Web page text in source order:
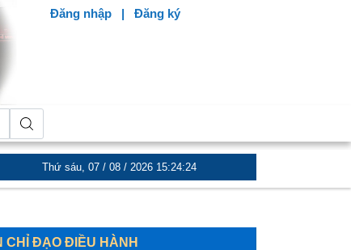
Đăng nhập | Đăng ký
và Xã hội Hướng dẫn thực hiện đào tạo nghề cho người lao
Thứ sáu, 07 / 08 / 2026 15:24:26
CHỈ ĐẠO ĐIỀU HÀNH